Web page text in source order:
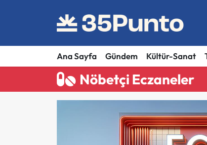
Ana Sayfa Gündem Kültür-Sanat
Nöbetçi Eczaneler